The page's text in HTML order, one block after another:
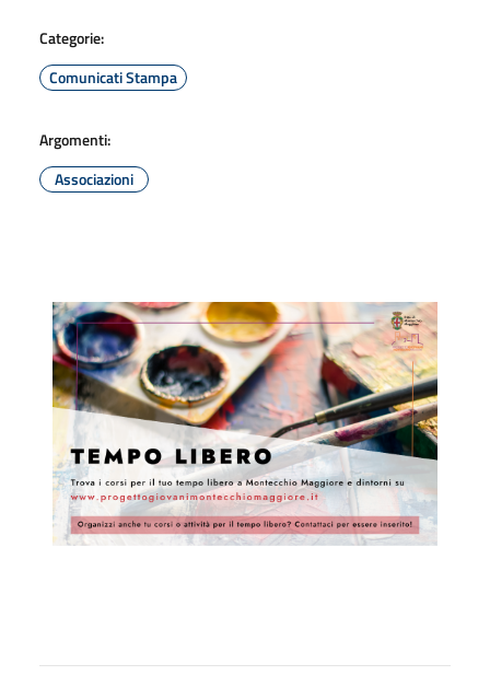
Categorie:
Comunicati Stampa
Argomenti:
Associazioni